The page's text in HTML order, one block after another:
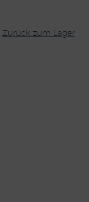
Zurück zum Lager